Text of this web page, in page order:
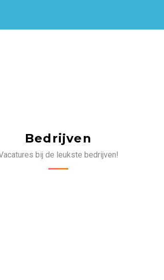
Bedrijven
bij de leukste bedrijven!